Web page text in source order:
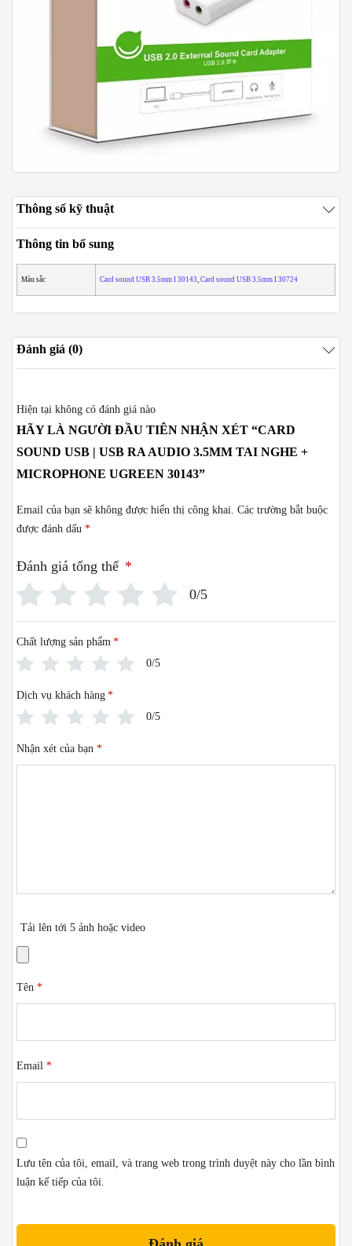
Thông số kỹ thuật
Thông tin bổ sung
Màu sắc Card sound USB 3.5mm I 30143 Card sound USB 3.5mm I 30724
Đánh giá (0)
Hiện tại không có đánh giá nào
HÃY LÀ NGƯỜI ĐẦU TIÊN NHẬN XÉT “CARD
SOUND USB | USB RA AUDIO 3.5MM TAI NGHE +
MICROPHONE UGREEN 30143”
Email của bạn sẽ không được hiển thị công khai. Các trường bắt buộc
được đánh dấu *
Đánh giá tổng thể *
0/5
Chất lượng sản phẩm *
0/5
Dịch vụ khách hàng *
0/5
Nhận xét của bạn *
Tải lên tới 5 ảnh hoặc video
Tên *
Email *
Lưu tên của tôi, email, và trang web trong trình duyệt này cho lần bình
luận kế tiếp của tôi.